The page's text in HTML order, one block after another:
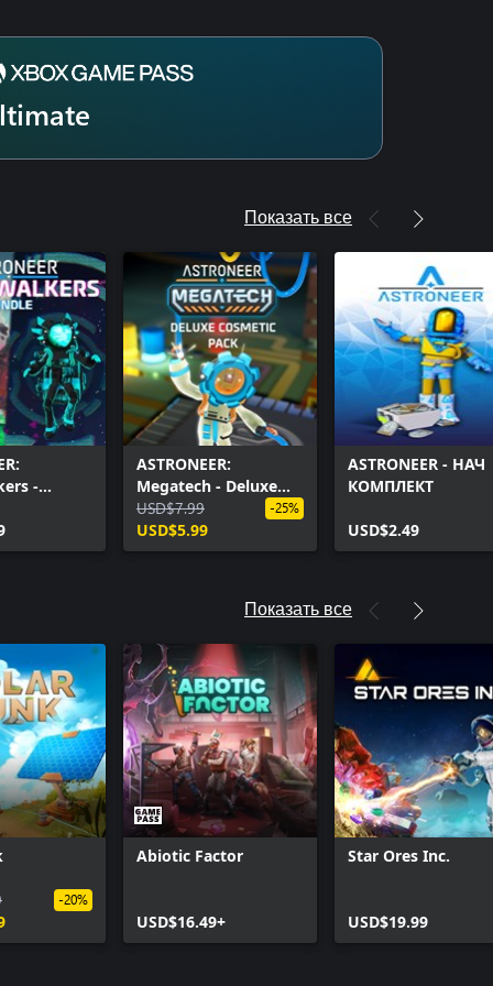
Показать все
-
ASTRONEER:
Megatech - Deluxe
Cosmetic Pack
USD$7.99
USD$5.99
-25%
ASTRONEER - НАЧ
КОМПЛЕКТ
USD$2.49
Показать все
-20%
Abiotic Factor
USD$16.49+
Star Ores Inc.
USD$19.99